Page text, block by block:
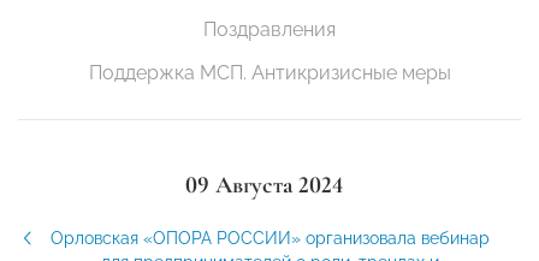
Поздравления
Поддержка МСП. Антикризисные меры
09 Августа 2024
Орловская «ОПОРА РОССИИ» организовала вебинар